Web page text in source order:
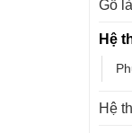
Gỗ
Hệ
Hệ